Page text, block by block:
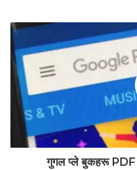
गुगल प्ले बुकहरू PDF